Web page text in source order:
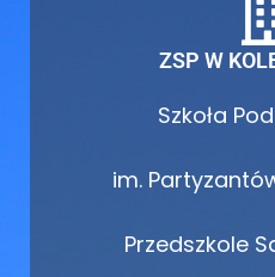
ZSP W
Szkoła
im.
Przedszkole